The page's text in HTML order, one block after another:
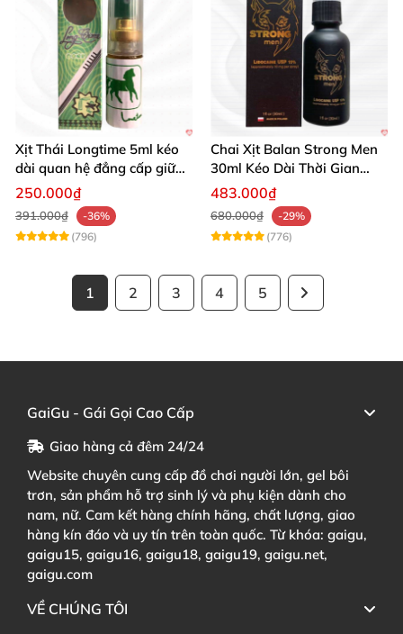
Xịt Thái Longtime 5ml kéo
dài quan hệ đẳng cấp giữ
cuộc yêu
250.000₫
391.000₫
-36%
(796)
Chai Xịt Balan Strong Men
30ml Kéo Dài Thời Gian
Quan Hệ
483.000₫
680.000₫
-29%
(776)
1 2 3 4 5
GaiGu - Gái Gọi Cao Cấp
Giao hàng cả đêm 24/24
Website chuyên cung cấp đồ chơi người lớn, gel bôi
trơn, sản phẩm hỗ trợ sinh lý và phụ kiện dành cho
nam, nữ. Cam kết hàng chính hãng, chất lượng, giao
hàng kín đáo và uy tín trên toàn quốc. Từ khóa: gaigu,
gaigu15, gaigu16, gaigu18, gaigu19, gaigu.net,
gaigu.com
VỀ CHÚNG TÔI